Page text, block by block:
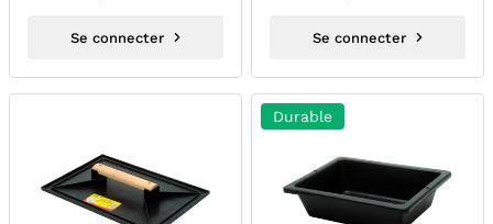
Se connecter Se connecter
Durable